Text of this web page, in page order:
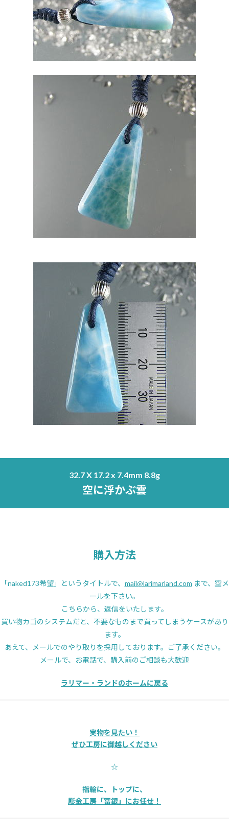
32.7 X 17.2 x 7.4mm 8.8g
空に浮かぶ雲
購入方法
「naked173希望」というタイトルで、 mail@larimarland.com まで、空メ
ールを下さい。
こちらから、返信をいたします。
買い物カゴのシステムだと、不要なものまで買ってしまうケースがあり
ます。
あえて、メールでのやり取りを採用しております。ご了承ください。
メールで、お電話で、購入前のご相談も大歓迎
ラリマー・ランドのホームに戻る
実物を見たい！
ぜひ工房に御越しください
☆
指輪に、トップに、
彫金工房「冨銀」にお任せ！